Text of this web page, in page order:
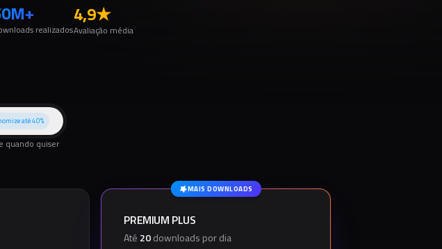
realizados
4,9★
Avaliação média
até 40%
quando quiser
MAIS DOWNLOADS
PREMIUM PLUS
Até 20downloads por dia